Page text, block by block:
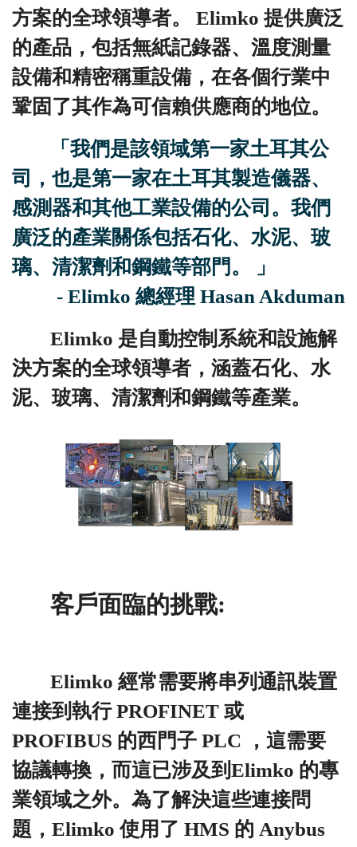
方案的全球領導者。 Elimko 提供廣泛
的產品，包括無紙記錄器、溫度測量
設備和精密稱重設備，在各個行業中
鞏固了其作為可信賴供應商的地位。
「我們是該領域第一家土耳其公
司，也是第一家在土耳其製造儀器、
感測器和其他工業設備的公司。我們
廣泛的產業關係包括石化、水泥、玻
璃、清潔劑和鋼鐵等部門。 」
- Elimko 總經理 Hasan Akduman
Elimko 是自動控制系統和設施解
決方案的全球領導者，涵蓋石化、水
泥、玻璃、清潔劑和鋼鐵等產業。
客戶面臨的挑戰:
Elimko 經常需要將串列通訊裝置
連接到執行 PROFINET 或
PROFIBUS 的西門子 PLC ，這需要
協議轉換，而這已涉及到Elimko 的專
業領域之外。為了解決這些連接問
題，Elimko 使用了 HMS 的 Anybus